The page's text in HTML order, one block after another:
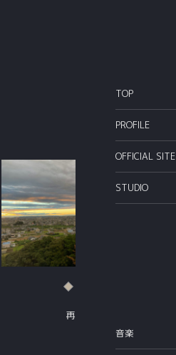
再入院
TOP
PROFILE
OFFICIAL SITE
STUDIO
音楽